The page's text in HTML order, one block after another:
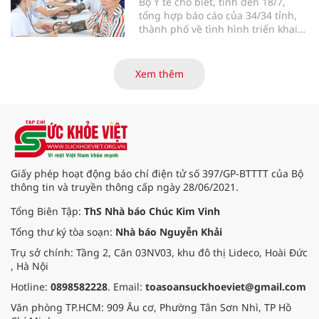
tổng hợp báo cáo của 34/34 tỉnh,
thành phố về tình hình triển khai
nhận 32.286.360 người, chiếm gần
30% dân số cả nước đã được khám
Xem thêm
Giấy phép hoạt động báo chí điện tử số 397/GP-BTTTT của Bộ
thông tin và truyền thông cấp ngày 28/06/2021.
Tổng Biên Tập: ThS Nhà báo Chúc Kim Vinh
Tổng thư ký tòa soạn: Nhà báo Nguyễn Khải
Trụ sở chính: Tầng 2, Căn 03NV03, khu đô thị Lideco, Hoài Đức
, Hà Nội
Hotline: 0898582228. Email: toasoansuckhoeviet@gmail.com
Văn phòng TP.HCM: 909 Âu cơ, Phường Tân Sơn Nhì, TP Hồ